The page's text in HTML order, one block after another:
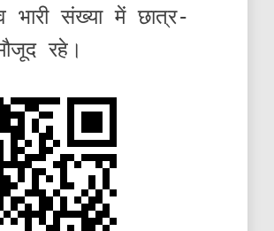
भारी संख्या में छात्र-
रहे।